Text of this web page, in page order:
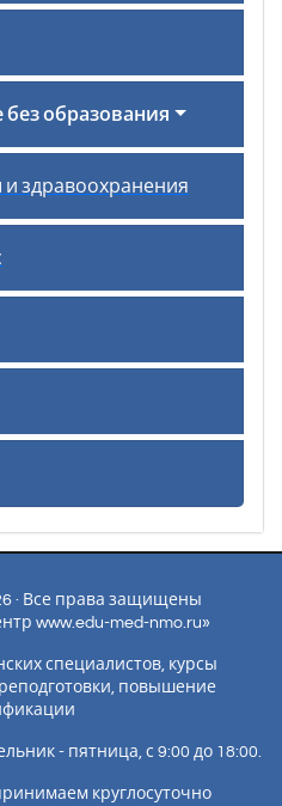
без образования
здравоохранения
· Все права защищены
www.edu-med-nmo.ru»
специалистов, курсы
повышение
- пятница, с 9:00 до 18:00.
круглосуточно